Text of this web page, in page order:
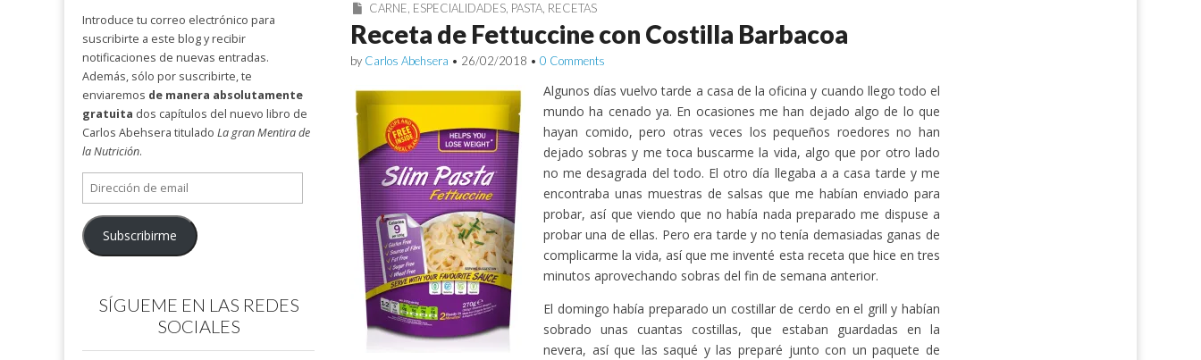
CARNE, ESPECIALIDADES, PASTA, RECETAS
Receta de Fettuccine con Costilla Barbacoa
by Carlos Abehsera • 26/02/2018 • 0 Comments
Algunos días vuelvo tarde a casa de la oficina y cuando llego todo el
mundo ha cenado ya. En ocasiones me han dejado algo de lo que
hayan comido, pero otras veces los pequeños roedores no han
dejado sobras y me toca buscarme la vida, algo que por otro lado
no me desagrada del todo. El otro día llegaba a a casa tarde y me
encontraba unas muestras de salsas que me habían enviado para
probar, así que viendo que no había nada preparado me dispuse a
probar una de ellas. Pero era tarde y no tenía demasiadas ganas de
complicarme la vida, así que me inventé esta receta que hice en tres
minutos aprovechando sobras del fin de semana anterior.
El domingo había preparado un costillar de cerdo en el grill y habían
sobrado unas cuantas costillas, que estaban guardadas en la
nevera, así que las saqué y las preparé junto con un paquete de
Introduce tu correo electrónico para
suscribirte a este blog y recibir
notificaciones de nuevas entradas.
Además, sólo por suscribirte, te
enviaremos de manera absolutamente
gratuita dos capítulos del nuevo libro de
Carlos Abehsera titulado La gran Mentira de
la Nutrición.
Dirección
de
email
Subscribirme
SÍGUEME EN LAS REDES
SOCIALES